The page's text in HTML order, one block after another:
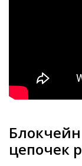
цепочек